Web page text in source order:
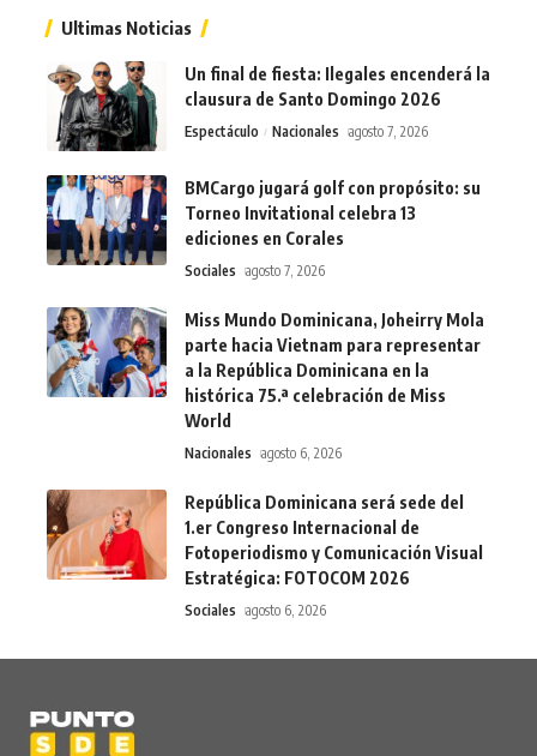
Ultimas Noticias
Un final de fiesta: Ilegales encenderá la
clausura de Santo Domingo 2026
Espectáculo Nacionales agosto 7, 2026
BMCargo jugará golf con propósito: su
Torneo Invitational celebra 13
ediciones en Corales
Sociales agosto 7, 2026
Miss Mundo Dominicana, Joheirry Mola
parte hacia Vietnam para representar
a la República Dominicana en la
histórica 75.ª celebración de Miss
World
Nacionales agosto 6, 2026
República Dominicana será sede del
1.er Congreso Internacional de
Fotoperiodismo y Comunicación Visual
Estratégica: FOTOCOM 2026
Sociales agosto 6, 2026